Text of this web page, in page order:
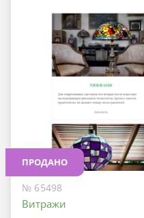
ПРОДАНО
№ 65498
Витражи